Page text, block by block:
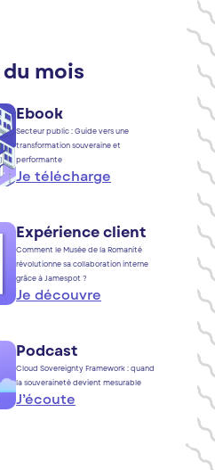
mois
Ebook
Secteur public : Guide vers une
transformation souveraine et
performante
Je télécharge
Expérience client
Comment le Musée de la Romanité
révolutionne sa collaboration interne
grâce à Jamespot ?
Je découvre
Podcast
Cloud Sovereignty Framework : quand
la souveraineté devient mesurable
J’écoute